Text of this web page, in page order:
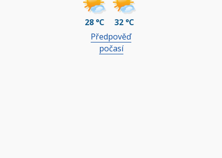
28 °C
32 °C
Předpověď
počasí